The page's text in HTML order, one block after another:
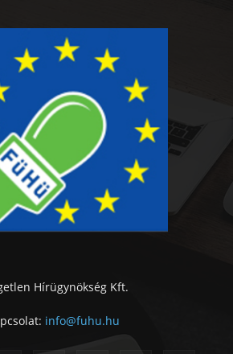
Hírügynökség Kft.
info@fuhu.hu